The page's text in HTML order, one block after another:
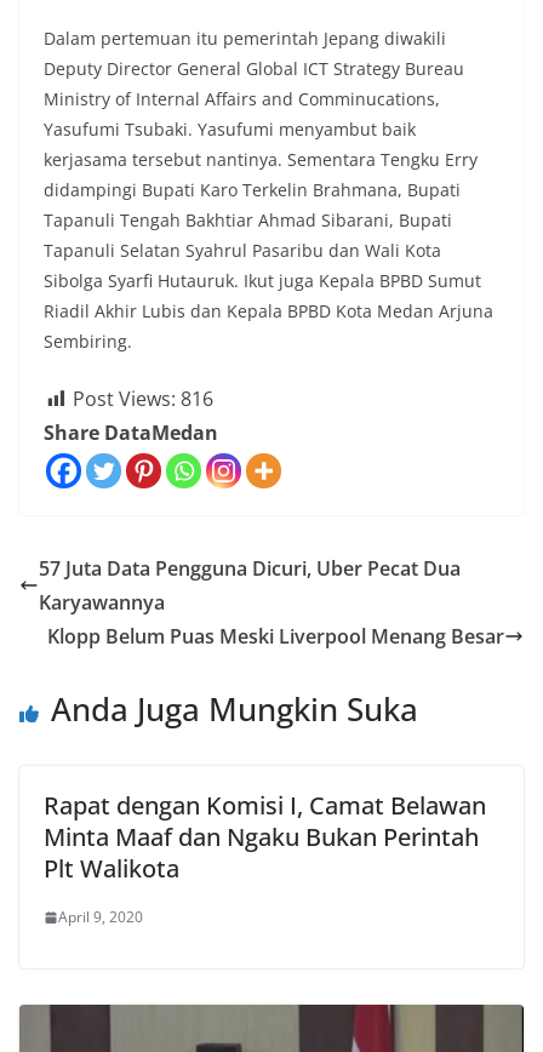
Dalam pertemuan itu pemerintah Jepang diwakili
Deputy Director General Global ICT Strategy Bureau
Ministry of Internal Affairs and Comminucations,
Yasufumi Tsubaki. Yasufumi menyambut baik
kerjasama tersebut nantinya. Sementara Tengku Erry
didampingi Bupati Karo Terkelin Brahmana, Bupati
Tapanuli Tengah Bakhtiar Ahmad Sibarani, Bupati
Tapanuli Selatan Syahrul Pasaribu dan Wali Kota
Sibolga Syarfi Hutauruk. Ikut juga Kepala BPBD Sumut
Riadil Akhir Lubis dan Kepala BPBD Kota Medan Arjuna
Sembiring.
Post Views: 816
Share DataMedan
57 Juta Data Pengguna Dicuri, Uber Pecat Dua
Karyawannya
Klopp Belum Puas Meski Liverpool Menang Besar
Anda Juga Mungkin Suka
Rapat dengan Komisi I, Camat Belawan
Minta Maaf dan Ngaku Bukan Perintah
Plt Walikota
April 9, 2020